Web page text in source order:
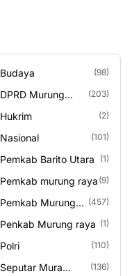
Budaya (98)
DPRD Murung
(203)
Hukrim (2)
Nasional (101)
Pemkab Barito Utara (1)
Pemkab murung raya (9)
Pemkab Murung
(457)
Penkab Murung raya (1)
Polri (110)
Seputar Mura
(136)